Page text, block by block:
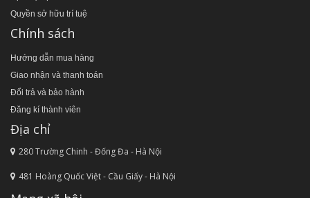
Quyền sở hữu trí tuệ
Chính sách
Hướng dẫn mua hàng
Giao nhận và thanh toán
Đổi trả và bảo hành
Đăng kí thành viên
Địa chỉ
280 Trường Chinh - Đống Đa - Hà Nội
481 Hoàng Quốc Việt - Cầu Giấy - Hà Nội